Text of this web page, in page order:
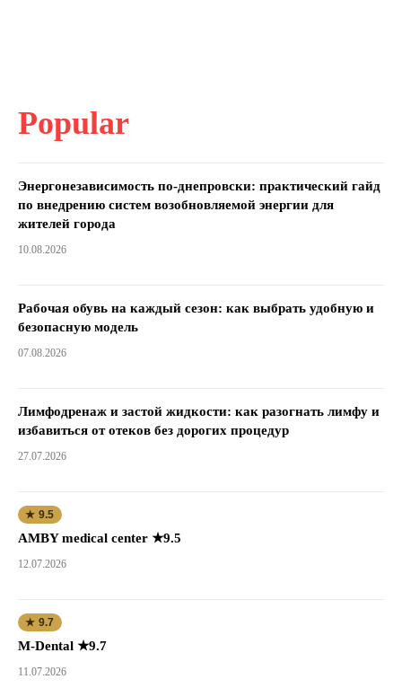
Popular
Энергонезависимость по-днепровски: практический гайд
по внедрению систем возобновляемой энергии для
жителей города
10.08.2026
Рабочая обувь на каждый сезон: как выбрать удобную и
безопасную модель
07.08.2026
Лимфодренаж и застой жидкости: как разогнать лимфу и
избавиться от отеков без дорогих процедур
27.07.2026
★ 9.5
AMBY medical center ★9.5
12.07.2026
★ 9.7
M-Dental ★9.7
11.07.2026